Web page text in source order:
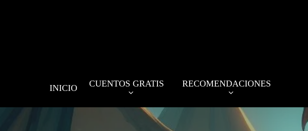
INICIO CUENTOS GRATIS RECOMENDACIONES